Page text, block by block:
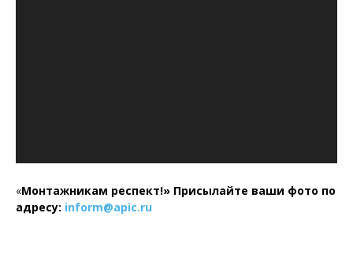
«Монтажникам респект!» Присылайте ваши фото по
адресу: inform@apic.ru